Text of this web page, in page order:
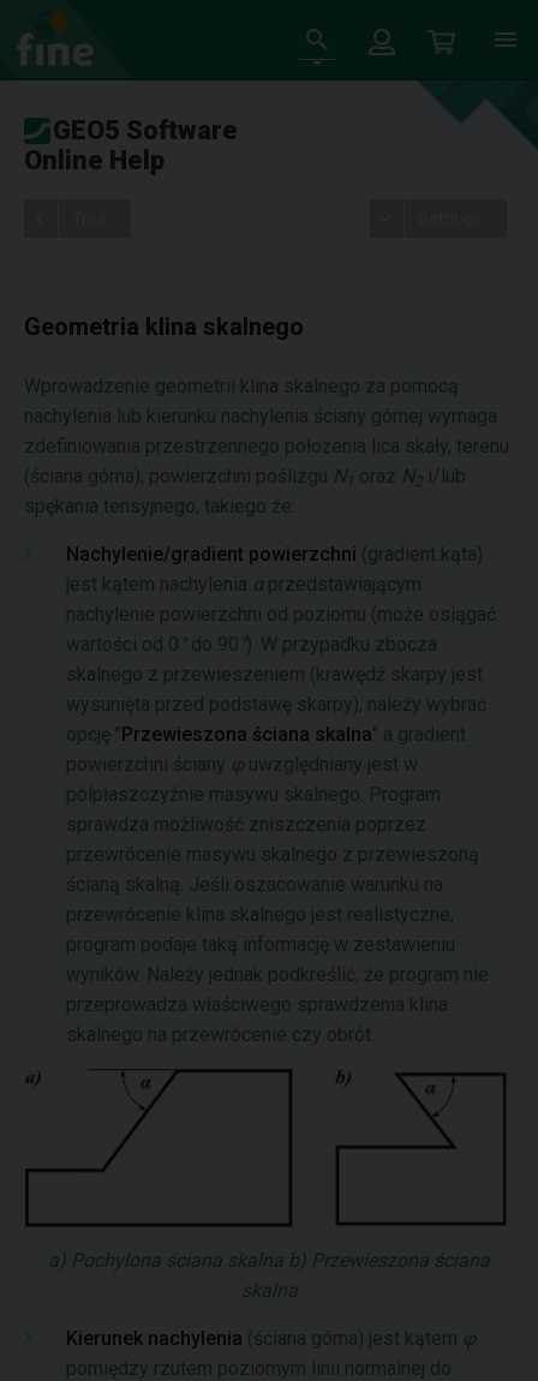
GEO5 Software
Online Help
Geometria klina skalnego
Wprowadzenie geometrii klina skalnego za pomocą
nachylenia lub kierunku nachylenia ściany górnej wymaga
zdefiniowania przestrzennego położenia lica skały, terenu
(ściana górna), powierzchni poślizgu N 1 oraz N2
i/lub
spękania tensyjnego, takiego że:
Nachylenie/gradient powierzchni (gradient kąta)
jest kątem nachylenia α przedstawiającym
nachylenie powierzchni od poziomu (może osiągać
wartości od 0
do 90 ). W przypadku zbocza
skalnego z przewieszeniem (krawędź skarpy jest
wysunięta przed podstawę skarpy), należy wybrać
opcję "Przewieszona ściana skalna" a gradient
powierzchni ściany φ uwzględniany jest w
pólpłaszczyźnie masywu skalnego. Program
sprawdza możliwość zniszczenia poprzez
przewrócenie masywu skalnego z przewieszoną
ścianą skalną. Jeśli oszacowanie warunku na
przewrócenie klina skalnego jest realistyczne,
program podaje taką informację w zestawieniu
wyników. Należy jednak podkreślić, że program nie
przeprowadza właściwego sprawdzenia klina
skalnego na przewrócenie czy obrót.
a) Pochylona ściana skalna b) Przewieszona ściana
skalna
Kierunek nachylenia (ściana górna) jest kątem φ
pomiędzy rzutem poziomym linii normalnej do